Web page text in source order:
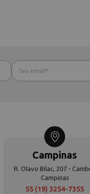
Campinas
R. Olavo Bilac, 207 -
Campinas
55 (19) 3254-7355